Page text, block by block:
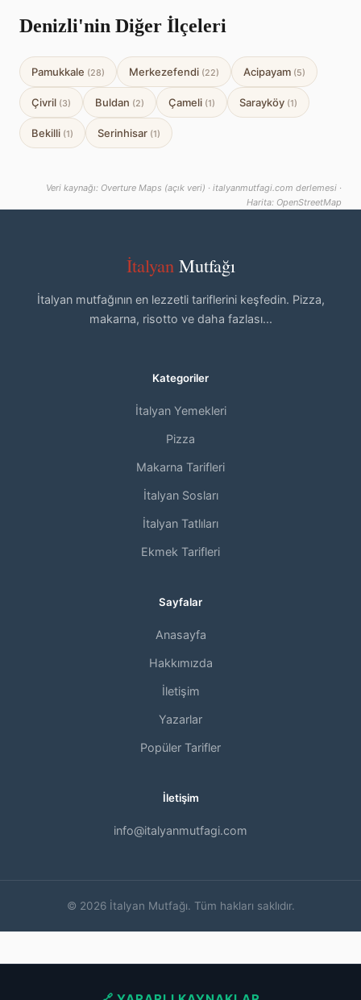
Denizli'nin Diğer İlçeleri
Pamukkale (28) Merkezefendi (22) Acipayam (5)
Çivril (3) Buldan (2) Çameli (1) Sarayköy (1)
Bekilli (1) Serinhisar (1)
Veri kaynağı: Overture Maps (açık veri) · italyanmutfagi.com derlemesi ·
Harita: OpenStreetMap
İtalyan Mutfağı
İtalyan mutfağının en lezzetli tariflerini keşfedin. Pizza,
makarna, risotto ve daha fazlası...
Kategoriler
İtalyan Yemekleri
Pizza
Makarna Tarifleri
İtalyan Sosları
İtalyan Tatlıları
Ekmek Tarifleri
Sayfalar
Anasayfa
Hakkımızda
İletişim
Yazarlar
Popüler Tarifler
İletişim
info@italyanmutfagi.com
© 2026 İtalyan Mutfağı. Tüm hakları saklıdır.